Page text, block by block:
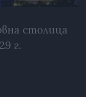
столица
г.